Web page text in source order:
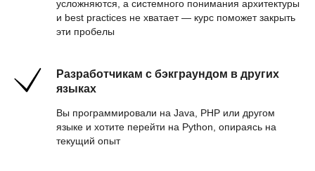
усложняются, а системного понимания архитектуры
и best practices не хватает — курс поможет закрыть
эти пробелы
Разработчикам с бэкграундом в других
языках
Вы программировали на Java, PHP или другом
языке и хотите перейти на Python, опираясь на
текущий опыт
трудоустройства.
Разрабатывать backend
использованием FastAPI.
Научитесь проектировать
асинхронностью
Проектировать